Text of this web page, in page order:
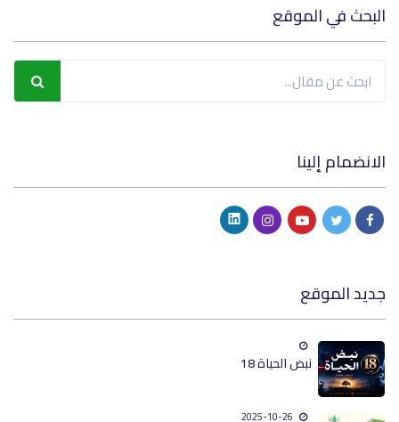
البحث في الموقع
الانضمام إلينا
جديد الموقع
نبض الحياة 18